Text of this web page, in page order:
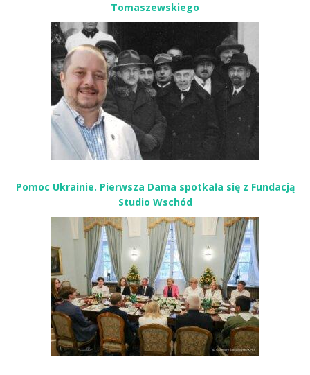
Tomaszewskiego
Pomoc Ukrainie. Pierwsza Dama spotkała się z Fundacją
Studio Wschód